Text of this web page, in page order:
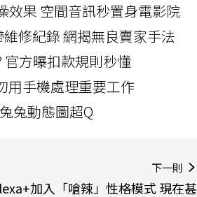
效果 空間音訊秒置身電影院
修紀錄 網揭無良賣家手法
方曝扣款規則秒懂
用手機處理重要工作
兔動態圖超Q
下一則
加入「嗆辣」性格模式 現在甚